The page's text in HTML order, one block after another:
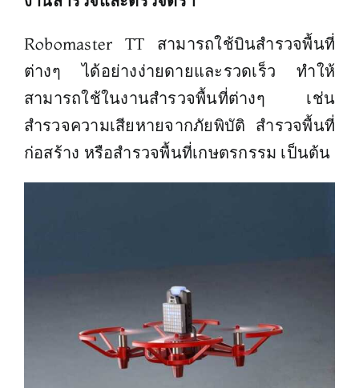
Robomaster TT สามารถใช้บินสำรวจพื้นที่
ต่างๆ ได้อย่างง่ายดายและรวดเร็ว ทำให้
สามารถใช้ในงานสำรวจพื้นที่ต่างๆ เช่น
สำรวจความเสียหายจากภัยพิบัติ สำรวจพื้นที่
ก่อสร้าง หรือสำรวจพื้นที่เกษตรกรรม เป็นต้น